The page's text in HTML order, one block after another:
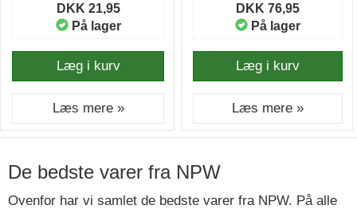
DKK 21,95
På lager
Læg i kurv
Læs mere »
DKK 76,95
På lager
Læg i kurv
Læs mere »
De bedste varer fra NPW
Ovenfor har vi samlet de bedste varer fra NPW. På alle